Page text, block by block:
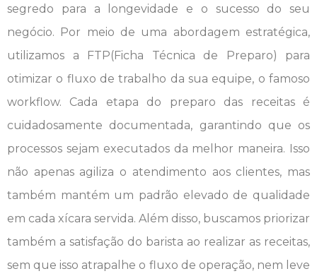
segredo para a longevidade e o sucesso do seu
negócio. Por meio de uma abordagem estratégica,
utilizamos a FTP(Ficha Técnica de Preparo) para
otimizar o fluxo de trabalho da sua equipe, o famoso
workflow. Cada etapa do preparo das receitas é
cuidadosamente documentada, garantindo que os
processos sejam executados da melhor maneira. Isso
não apenas agiliza o atendimento aos clientes, mas
também mantém um padrão elevado de qualidade
em cada xícara servida. Além disso, buscamos priorizar
também a satisfação do barista ao realizar as receitas,
sem que isso atrapalhe o fluxo de operação, nem leve